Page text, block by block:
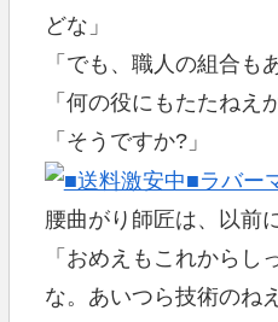
どな」
「でも、職人の組合も
「何の役にもたたねえ
「そうですか?」
腰曲がり師匠は、以前
「おめえもこれから
な。あいつら技術のね